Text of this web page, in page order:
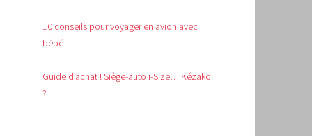
10 conseils pour voyager en avion avec
bébé
Guide d’achat ! Siège-auto i-Size… Kézako
?